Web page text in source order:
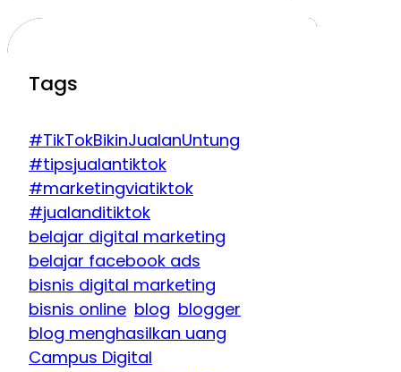
Tags
#TikTokBikinJualanUntung
#tipsjualantiktok
#marketingviatiktok
#jualanditiktok
belajar digital marketing
belajar facebook ads
bisnis digital marketing
bisnis online blog blogger
blog menghasilkan uang
Campus Digital